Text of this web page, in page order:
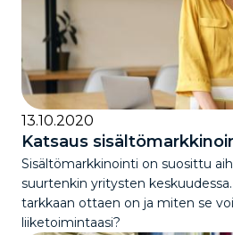
13.10.2020
Katsaus
Sisältömarkkinointi on suosittu
suurtenkin yritysten
tarkkaan ottaen on ja miten se
liiketoimintaasi?